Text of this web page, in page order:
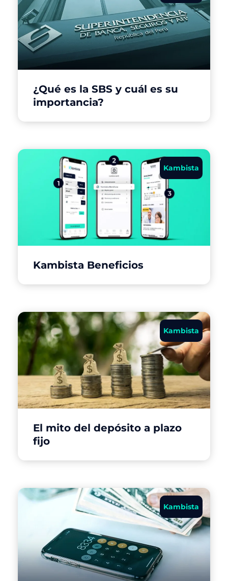
¿Qué es la SBS y cuál es su
importancia?
Kambista
Kambista Beneficios
Kambista
El mito del depósito a plazo
fijo
Kambista